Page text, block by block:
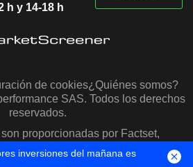
h y 14-18 h
de cookies¿Quiénes somos?
SAS. Todos los derechos
reservados.
proporcionadas por Factset,
y S&P Capital IQ
inversiones del mañana es